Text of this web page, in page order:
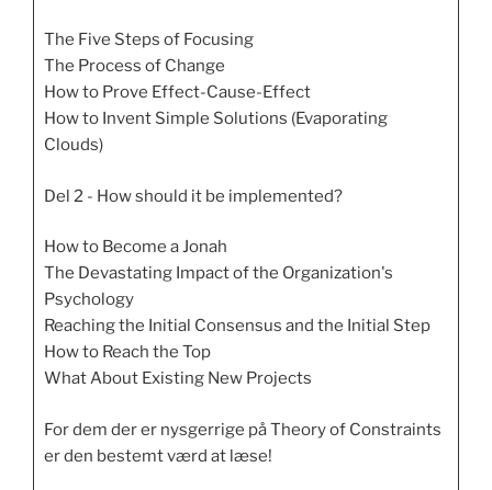
The Five Steps of Focusing
The Process of Change
How to Prove Effect-Cause-Effect
How to Invent Simple Solutions (Evaporating
Clouds)
Del 2 - How should it be implemented?
How to Become a Jonah
The Devastating Impact of the Organization's
Psychology
Reaching the Initial Consensus and the Initial Step
How to Reach the Top
What About Existing New Projects
For dem der er nysgerrige på Theory of Constraints
er den bestemt værd at læse!